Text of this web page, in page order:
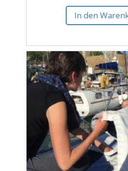
In den